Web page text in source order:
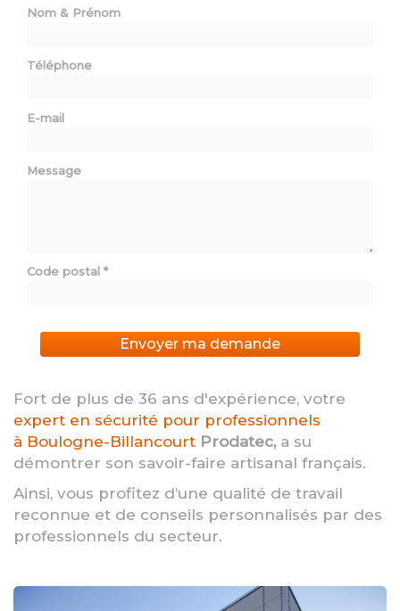
Nom & Prénom
Téléphone
E-mail
Message
Code postal *
Envoyer ma demande
Fort de plus de 36 ans d'expérience, votre
expert en sécurité pour professionnels
à Boulogne-Billancourt Prodatec, a su
démontrer son savoir-faire artisanal français.
Ainsi, vous profitez d’une qualité de travail
reconnue et de conseils personnalisés par des
professionnels du secteur.